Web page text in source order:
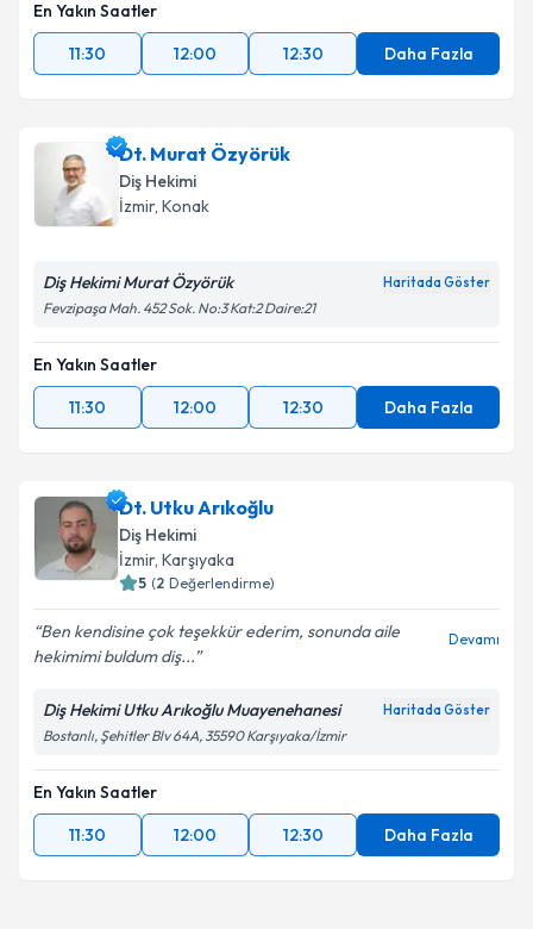
En Yakın Saatler
11:30
12:00 12:30 Daha Fazla
Dt. Murat Özyörük
Diş Hekimi
İzmir, Konak
Diş Hekimi Murat Özyörük Haritada Göster
Fevzipaşa Mah. 452 Sok. No:3 Kat:2 Daire:21
En Yakın Saatler
11:30
12:00 12:30 Daha Fazla
Dt. Utku Arıkoğlu
Diş Hekimi
İzmir, Karşıyaka
5 (2 Değerlendirme)
Ben kendisine çok teşekkür ederim, sonunda aile
hekimimi buldum diş...
Devamı
Diş Hekimi Utku Arıkoğlu Muayenehanesi Haritada Göster
Bostanlı, Şehitler Blv 64A, 35590 Karşıyaka/İzmir
En Yakın Saatler
11:30
12:00 12:30 Daha Fazla